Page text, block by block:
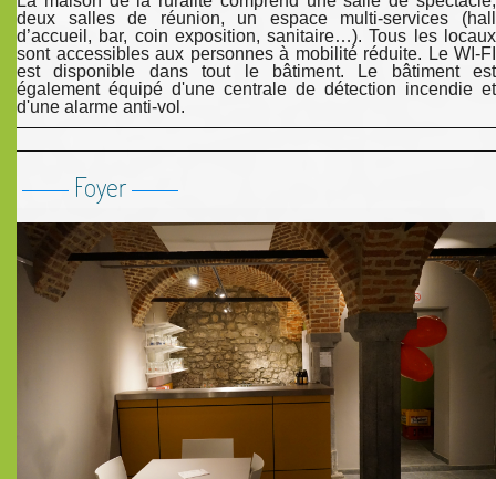
deux salles de réunion, un espace multi-services (hall
d’accueil, bar, coin exposition, sanitaire…). Tous les locaux
sont accessibles aux personnes à mobilité réduite. Le WI-FI
est disponible dans tout le bâtiment. Le bâtiment est
également équipé d'une centrale de détection incendie et
d'une alarme anti-vol.
Foyer